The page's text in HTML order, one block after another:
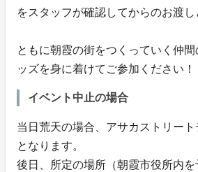
をスタッフが確認してからのお渡し
ともに朝霞の街をつくっていく仲
ッズを身に着けてご参加ください！
イベント中止の場合
当日荒天の場合、アサカストリー
となります。
後日、所定の場所（朝霞市役所内